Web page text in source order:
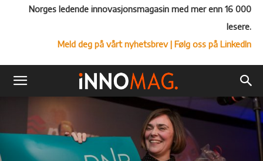
Norges ledende innovasjonsmagasin med mer enn 16 000
lesere.
Meld deg på vårt nyhetsbrev| Følg oss på LinkedIn